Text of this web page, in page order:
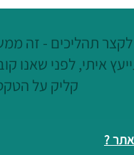
תהליכים - זה
איתי, לפני שאנו
קליק על
?